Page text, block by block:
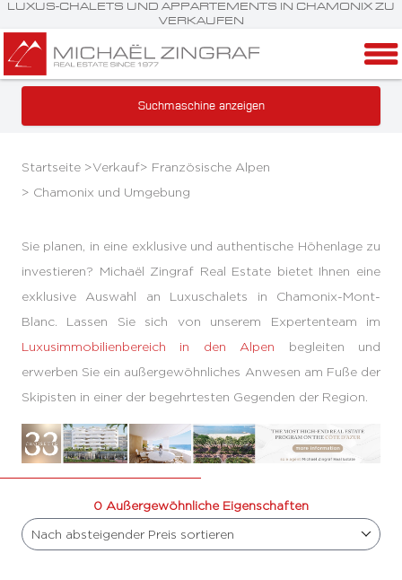
LUXUS-CHALETS UND APPARTEMENTS IN CHAMONIX ZU
VERKAUFEN
Suchmaschine anzeigen
Startseite >Verkauf> Französische Alpen
> Chamonix und Umgebung
Sie planen, in eine exklusive und authentische Höhenlage zu
investieren? Michaël Zingraf Real Estate bietet Ihnen eine
exklusive Auswahl an Luxuschalets in Chamonix-Mont-
Blanc. Lassen Sie sich von unserem Expertenteam im
Luxusimmobilienbereich in den Alpen begleiten und
erwerben Sie ein außergewöhnliches Anwesen am Fuße der
Skipisten in einer der begehrtesten Gegenden der Region.
0 Außergewöhnliche Eigenschaften
Nach absteigender Preis sortieren